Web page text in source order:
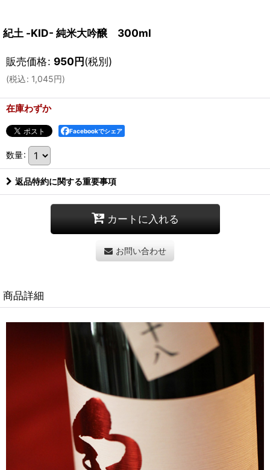
紀土 -KID- 純米大吟醸 300ml
販売価格: 950円(税別)
(税込: 1,045円)
在庫わずか
Facebookでシェア
数量:
返品特約に関する重要事項
カートに入れる
お問い合わせ
商品詳細